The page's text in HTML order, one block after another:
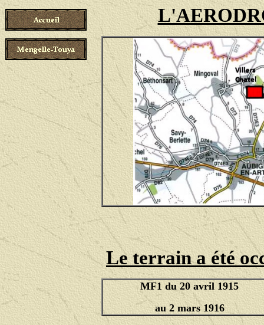
Le terrain a été
MF1 du 20 avril 1915
au 2 mars 1916